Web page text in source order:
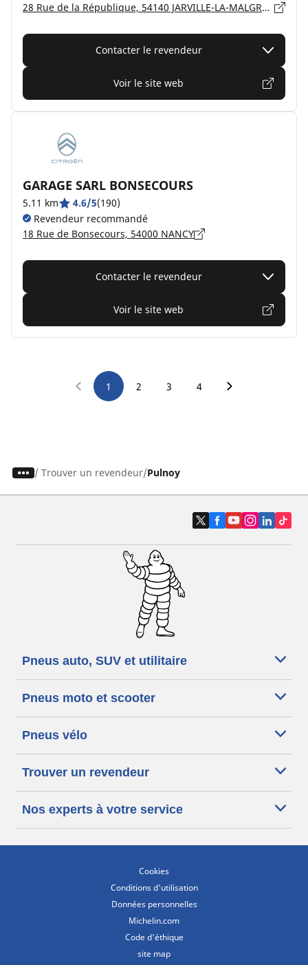
28 Rue de la République, 54140 JARVILLE-LA-MALGRANGE
Contacter le revendeur
Voir le site web
GARAGE SARL BONSECOURS
5.11 km 4.6/5(190)
Revendeur recommandé
18 Rue de Bonsecours, 54000 NANCY
Contacter le revendeur
Voir le site web
1 2 3 4
/ Trouver un revendeur Pulnoy
Pneus auto, SUV et utilitaire
Pneus moto et scooter
Pneus vélo
Trouver un revendeur
Nos experts à votre service
Cookies
Conditions d'utilisation
Données personnelles
Michelin.com
Code d'éthique
site map